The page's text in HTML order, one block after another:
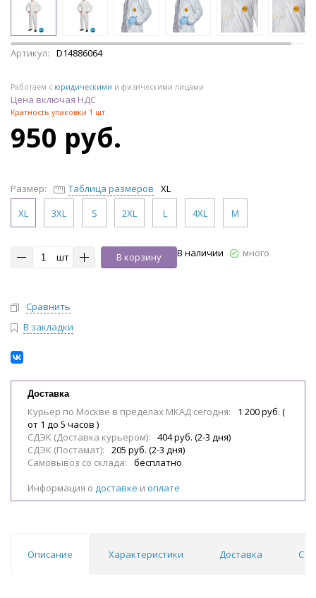
Артикул: D14886064
Работаем с юридическими и физическими лицами
Цена включая НДС
Кратность упаковки 1 шт.
950 руб.
Размер: Таблица размеров
XL
XL
3XL S 2XL L 4XL M
шт В корзину В наличии много
Сравнить
В закладки
Доставка
Курьер по Москве в пределах МКАД сегодня:
1 200 руб. (
от 1 до 5 часов )
СДЭК (Доставка курьером):
404 руб. (2-3 дня)
СДЭК (Постамат):
205 руб. (2-3 дня)
Самовывоз со склада:
бесплатно
Информация о доставке и оплате
Описание Характеристики Доставка С